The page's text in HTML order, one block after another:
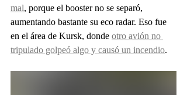
mal, porque el booster no se separó,
aumentando bastante su eco radar. Eso fue
en el área de Kursk, donde otro avión no
tripulado golpeó algo y causó un incendio.